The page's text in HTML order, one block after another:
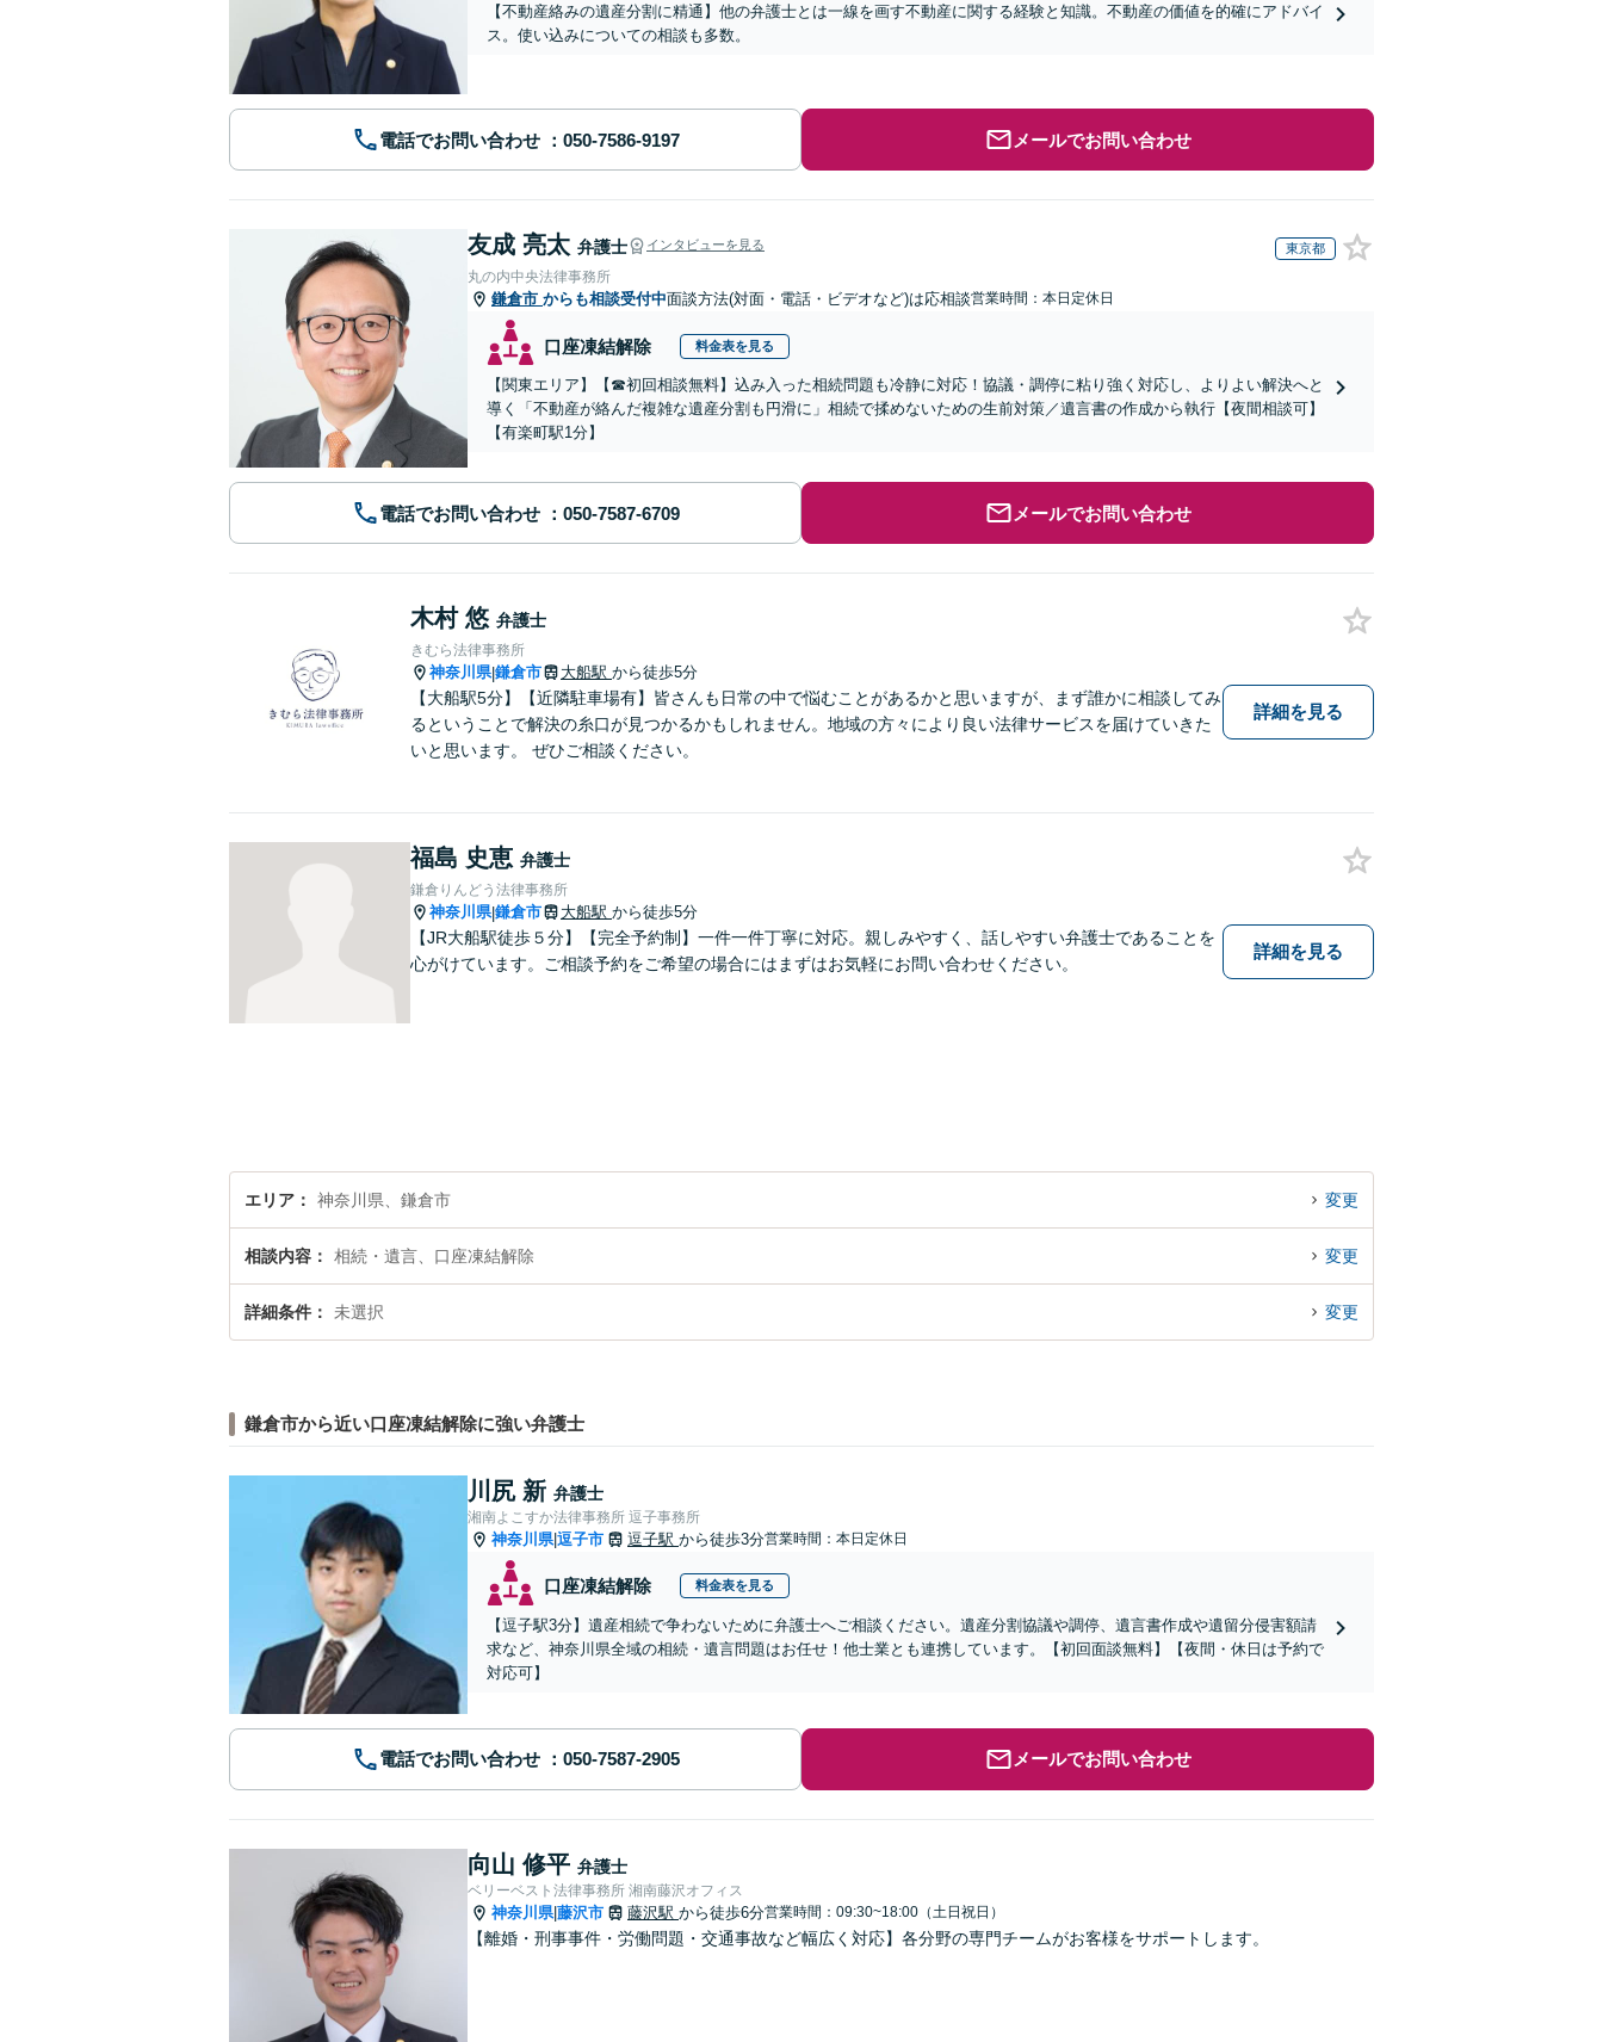
【不動産絡みの遺産分割に精通】他の弁護士とは一線を画す不動産に関する経験と知識。不動産の価値を的確にアドバイ
ス。使い込みについての相談も多数。
電話でお問い合わせ メールでお問い合わせ
友成 亮太 弁護士 インタビューを見る 東京都
丸の内中央法律事務所
鎌倉市 からも相談受付中面談方法(対面・電話・ビデオなど)は応相談営業時間：本日定休日
口座凍結解除 料金表を見る
【関東エリア】【☎︎初回相談無料】込み入った相続問題も冷静に対応！協議・調停に粘り強く対応し、よりよい解決へと
導く「不動産が絡んだ複雑な遺産分割も円滑に」相続で揉めないための生前対策／遺言書の作成から執行【夜間相談可】
【有楽町駅1分】
電話でお問い合わせ メールでお問い合わせ
木村 悠 弁護士
きむら法律事務所
神奈川県|鎌倉市 大船駅 から徒歩5分
【大船駅5分】【近隣駐車場有】皆さんも日常の中で悩むことがあるかと思いますが、まず誰かに相談してみ
るということで解決の糸口が見つかるかもしれません。地域の方々により良い法律サービスを届けていきた
いと思います。 ぜひご相談ください。
詳細を見る
福島 史恵 弁護士
鎌倉りんどう法律事務所
神奈川県|鎌倉市 大船駅 から徒歩5分
【JR大船駅徒歩５分】【完全予約制】一件一件丁寧に対応。親しみやすく、話しやすい弁護士であることを
心がけています。ご相談予約をご希望の場合にはまずはお気軽にお問い合わせください。
詳細を見る
エリア 神奈川県、鎌倉市 変更
相談内容 相続・遺言、口座凍結解除 変更
詳細条件 未選択 変更
鎌倉市から近い口座凍結解除に強い弁護士
川尻 新 弁護士
湘南よこすか法律事務所 逗子事務所
神奈川県|逗子市 逗子駅 から徒歩3分営業時間：本日定休日
口座凍結解除 料金表を見る
【逗子駅3分】遺産相続で争わないために弁護士へご相談ください。遺産分割協議や調停、遺言書作成や遺留分侵害額請
求など、神奈川県全域の相続・遺言問題はお任せ！他士業とも連携しています。【初回面談無料】【夜間・休日は予約で
対応可】
電話でお問い合わせ メールでお問い合わせ
向山 修平 弁護士
ベリーベスト法律事務所 湘南藤沢オフィス
神奈川県|藤沢市 藤沢駅 から徒歩6分営業時間：09:30~18:00（土日祝日）
【離婚・刑事事件・労働問題・交通事故など幅広く対応】各分野の専門チームがお客様をサポートします。